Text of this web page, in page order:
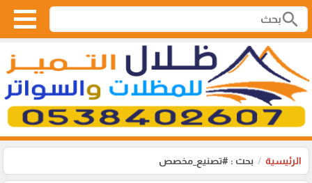
search
الرئيسية بحث : #تصنيع_مخصص